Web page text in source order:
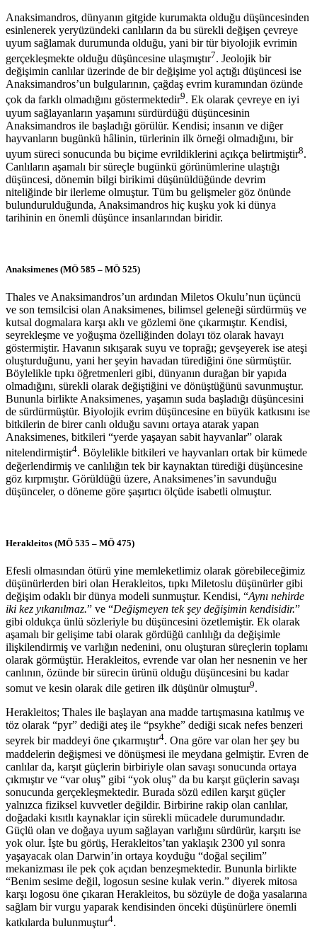
Anaksimandros, dünyanın gitgide kurumakta olduğu düşüncesinden
esinlenerek yeryüzündeki canlıların da bu sürekli değişen çevreye
uyum sağlamak durumunda olduğu, yani bir tür biyolojik evrimin
gerçekleşmekte olduğu düşüncesine ulaşmıştır7. Jeolojik bir
değişimin canlılar üzerinde de bir değişime yol açtığı düşüncesi ise
Anaksimandros’un bulgularının, çağdaş evrim kuramından özünde
çok da farklı olmadığını göstermektedir9. Ek olarak çevreye en iyi
uyum sağlayanların yaşamını sürdürdüğü düşüncesinin
Anaksimandros ile başladığı görülür. Kendisi; insanın ve diğer
hayvanların bugünkü hâlinin, türlerinin ilk örneği olmadığını, bir
uyum süreci sonucunda bu biçime evrildiklerini açıkça belirtmiştir8.
Canlıların aşamalı bir süreçle bugünkü görünümlerine ulaştığı
düşüncesi, dönemin bilgi birikimi düşünüldüğünde devrim
niteliğinde bir ilerleme olmuştur. Tüm bu gelişmeler göz önünde
bulundurulduğunda, Anaksimandros hiç kuşku yok ki dünya
tarihinin en önemli düşünce insanlarından biridir.
Anaksimenes (MÖ 585 – MÖ 525)
Thales ve Anaksimandros’un ardından Miletos Okulu’nun üçüncü
ve son temsilcisi olan Anaksimenes, bilimsel geleneği sürdürmüş ve
kutsal dogmalara karşı aklı ve gözlemi öne çıkarmıştır. Kendisi,
seyrekleşme ve yoğuşma özelliğinden dolayı töz olarak havayı
göstermiştir. Havanın sıkışarak suyu ve toprağı; gevşeyerek ise ateşi
oluşturduğunu, yani her şeyin havadan türediğini öne sürmüştür.
Böylelikle tıpkı öğretmenleri gibi, dünyanın durağan bir yapıda
olmadığını, sürekli olarak değiştiğini ve dönüştüğünü savunmuştur.
Bununla birlikte Anaksimenes, yaşamın suda başladığı düşüncesini
de sürdürmüştür. Biyolojik evrim düşüncesine en büyük katkısını ise
bitkilerin de birer canlı olduğu savını ortaya atarak yapan
Anaksimenes, bitkileri “yerde yaşayan sabit hayvanlar” olarak
nitelendirmiştir4. Böylelikle bitkileri ve hayvanları ortak bir kümede
değerlendirmiş ve canlılığın tek bir kaynaktan türediği düşüncesine
göz kırpmıştır. Görüldüğü üzere, Anaksimenes’in savunduğu
düşünceler, o döneme göre şaşırtıcı ölçüde isabetli olmuştur.
Herakleitos (MÖ 535 – MÖ 475)
Efesli olmasından ötürü yine memleketlimiz olarak görebileceğimiz
düşünürlerden biri olan Herakleitos, tıpkı Miletoslu düşünürler gibi
değişim odaklı bir dünya modeli sunmuştur. Kendisi, “Aynı nehirde
iki kez yıkanılmaz.” ve “Değişmeyen tek şey değişimin kendisidir.”
gibi oldukça ünlü sözleriyle bu düşüncesini özetlemiştir. Ek olarak
aşamalı bir gelişime tabi olarak gördüğü canlılığı da değişimle
ilişkilendirmiş ve varlığın nedenini, onu oluşturan süreçlerin toplamı
olarak görmüştür. Herakleitos, evrende var olan her nesnenin ve her
canlının, özünde bir sürecin ürünü olduğu düşüncesini bu kadar
somut ve kesin olarak dile getiren ilk düşünür olmuştur9.
Herakleitos; Thales ile başlayan ana madde tartışmasına katılmış ve
töz olarak “pyr” dediği ateş ile “psykhe” dediği sıcak nefes benzeri
seyrek bir maddeyi öne çıkarmıştır4. Ona göre var olan her şey bu
maddelerin değişmesi ve dönüşmesi ile meydana gelmiştir. Evren de
canlılar da, karşıt güçlerin birbiriyle olan savaşı sonucunda ortaya
çıkmıştır ve “var oluş” gibi “yok oluş” da bu karşıt güçlerin savaşı
sonucunda gerçekleşmektedir. Burada sözü edilen karşıt güçler
yalnızca fiziksel kuvvetler değildir. Birbirine rakip olan canlılar,
doğadaki kısıtlı kaynaklar için sürekli mücadele durumundadır.
Güçlü olan ve doğaya uyum sağlayan varlığını sürdürür, karşıtı ise
yok olur. İşte bu görüş, Herakleitos’tan yaklaşık 2300 yıl sonra
yaşayacak olan Darwin’in ortaya koyduğu “doğal seçilim”
mekanizması ile pek çok açıdan benzeşmektedir. Bununla birlikte
“Benim sesime değil, logosun sesine kulak verin.” diyerek mitosa
karşı logosu öne çıkaran Herakleitos, bu sözüyle de doğa yasalarına
sağlam bir vurgu yaparak kendisinden önceki düşünürlere önemli
katkılarda bulunmuştur4.